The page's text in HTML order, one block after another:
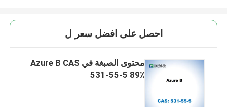
احصل على افضل سعر ل
محتوى الصبغة في Azure B CAS
531-55-5 89٪